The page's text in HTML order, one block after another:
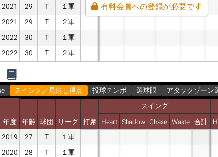
2021
29 T
１軍
2021
29 T
２軍
2022
30 T
１軍
2022
30 T ２軍
有料会員への登録が必要です
スイング／見逃し得点 投球テンポ 選球眼
アタックゾーン
スイング
年度 年齢 球団 リーグ 打席 Heart Shadow Chase Waste 合計
2019
27 T
１軍
2020
28 T
１軍